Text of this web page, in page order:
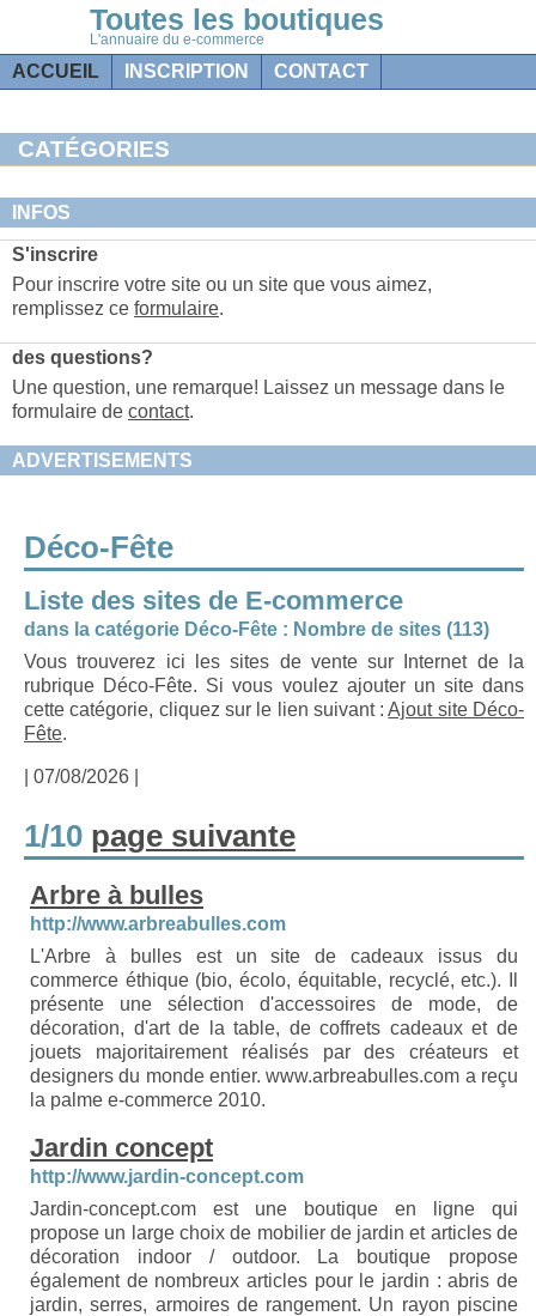
Toutes les boutiques
L'annuaire du e-commerce
ACCUEIL INSCRIPTION CONTACT
CATÉGORIES
INFOS
S'inscrire
Pour inscrire votre site ou un site que vous aimez,
remplissez ce formulaire.
des questions?
Une question, une remarque! Laissez un message dans le
formulaire de contact.
ADVERTISEMENTS
Déco-Fête
Liste des sites de E-commerce
dans la catégorie Déco-Fête : Nombre de sites (113)
Vous trouverez ici les sites de vente sur Internet de la
rubrique Déco-Fête. Si vous voulez ajouter un site dans
cette catégorie, cliquez sur le lien suivant :Ajout site Déco-
Fête.
| 07/08/2026 |
1/10 page suivante
Arbre à bulles
http://www.arbreabulles.com
L'Arbre à bulles est un site de cadeaux issus du
commerce éthique (bio, écolo, équitable, recyclé, etc.). Il
présente une sélection d'accessoires de mode, de
décoration, d'art de la table, de coffrets cadeaux et de
jouets majoritairement réalisés par des créateurs et
designers du monde entier. www.arbreabulles.com a reçu
la palme e-commerce 2010.
Jardin concept
http://www.jardin-concept.com
Jardin-concept.com est une boutique en ligne qui
propose un large choix de mobilier de jardin et articles de
décoration indoor / outdoor. La boutique propose
également de nombreux articles pour le jardin : abris de
jardin, serres, armoires de rangement. Un rayon piscine